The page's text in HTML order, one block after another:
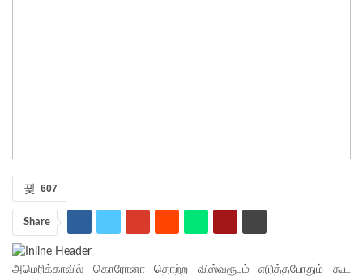
607
Share
அமெரிக்காவில் கொரோனா தொற்ற விஸ்வரூபம் எடுத்தபோதும் கூட